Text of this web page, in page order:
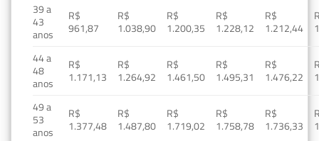
39 a
43
anos
R$
961,87
R$
1.038,90
R$
1.200,35
R$
1.228,12
R$
1.212,44
44 a
48
anos
R$
1.171,13
R$
1.264,92
R$
1.461,50
R$
1.495,31
R$
1.476,22
49 a
53
anos
R$
1.377,48
R$
1.487,80
R$
1.719,02
R$
1.758,78
R$
1.736,33